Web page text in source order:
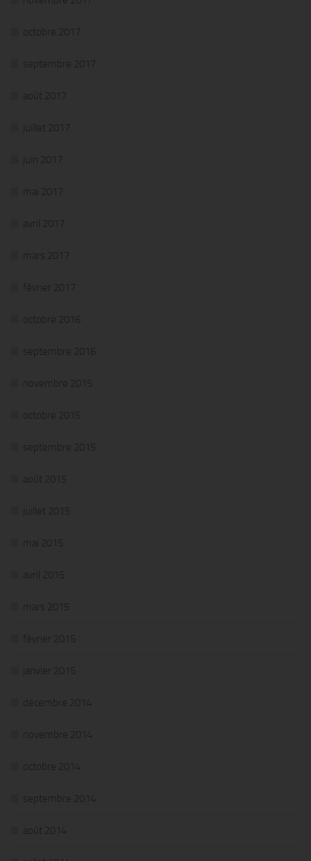
octobre 2017
septembre 2017
août 2017
juillet 2017
juin 2017
mai 2017
avril 2017
mars 2017
février 2017
octobre 2016
septembre 2016
novembre 2015
octobre 2015
septembre 2015
août 2015
juillet 2015
mai 2015
avril 2015
mars 2015
février 2015
janvier 2015
décembre 2014
novembre 2014
octobre 2014
septembre 2014
août 2014